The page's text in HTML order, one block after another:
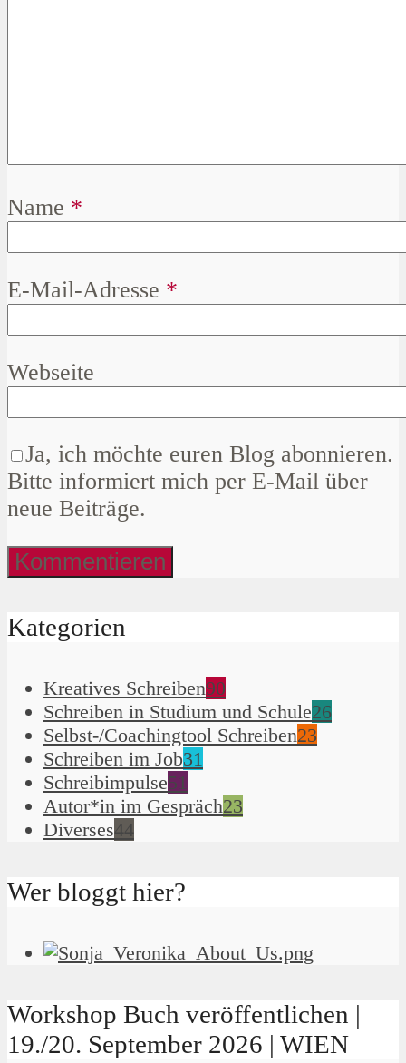
Name *
E-Mail-Adresse *
Webseite
Ja, ich möchte euren Blog abonnieren.
Bitte informiert mich per E-Mail über
neue Beiträge.
Kategorien
Kreatives Schreiben90
Schreiben in Studium und Schule26
Selbst-/Coachingtool Schreiben23
Schreiben im Job31
Schreibimpulse51
Autor*in im Gespräch23
Diverses44
Wer bloggt hier?
Workshop Buch veröffentlichen |
19./20. September 2026 | WIEN